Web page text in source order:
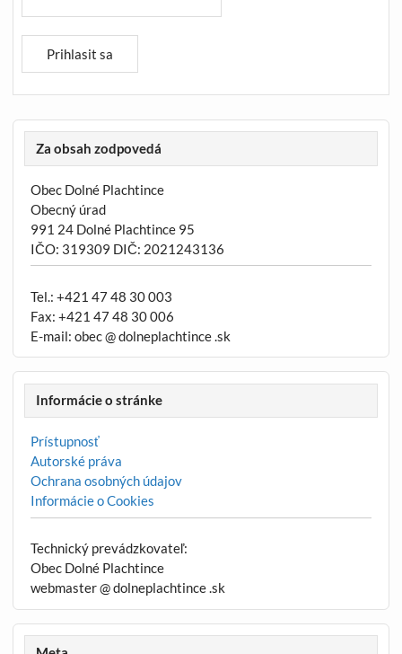
Za obsah zodpovedá
Obec Dolné Plachtince
Obecný úrad
991 24 Dolné Plachtince 95
IČO: 319309 DIČ: 2021243136
Tel.: +421 47 48 30 003
Fax: +421 47 48 30 006
E-mail: obec @ dolneplachtince .sk
Informácie o stránke
Prístupnosť
Autorské práva
Ochrana osobných údajov
Informácie o Cookies
Technický prevádzkovateľ:
Obec Dolné Plachtince
webmaster @ dolneplachtince .sk